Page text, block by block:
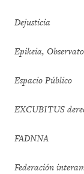
Dejusticia
Epikeia,
Espacio Público
EXCUBITUS
FADNNA
Federación